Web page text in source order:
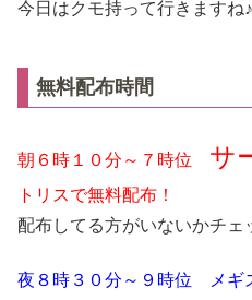
今日はクモ持って行きますね♪
無料配布時間
朝６時１０分～７時位 サ
トリスで無料配布！
配布してる方がいないかチェ
夜８時３０分～９時位 メギ